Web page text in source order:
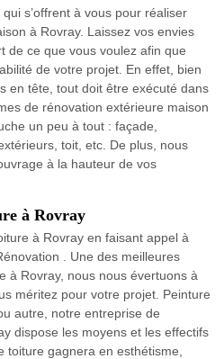
s’offrent à vous pour réaliser
à Rovray. Laissez vos envies
de ce que vous voulez afin que
de votre projet. En effet, bien
en tête, tout doit être exécuté dans
de rénovation extérieure maison
un peu à tout : façade,
toit, etc. De plus, nous
à la hauteur de vos
à Rovray
à Rovray en faisant appel à
. Une des meilleures
à Rovray, nous nous évertuons à
méritez pour votre projet. Peinture
autre, notre entreprise de
dispose les moyens et les effectifs
toiture gagnera en esthétisme,